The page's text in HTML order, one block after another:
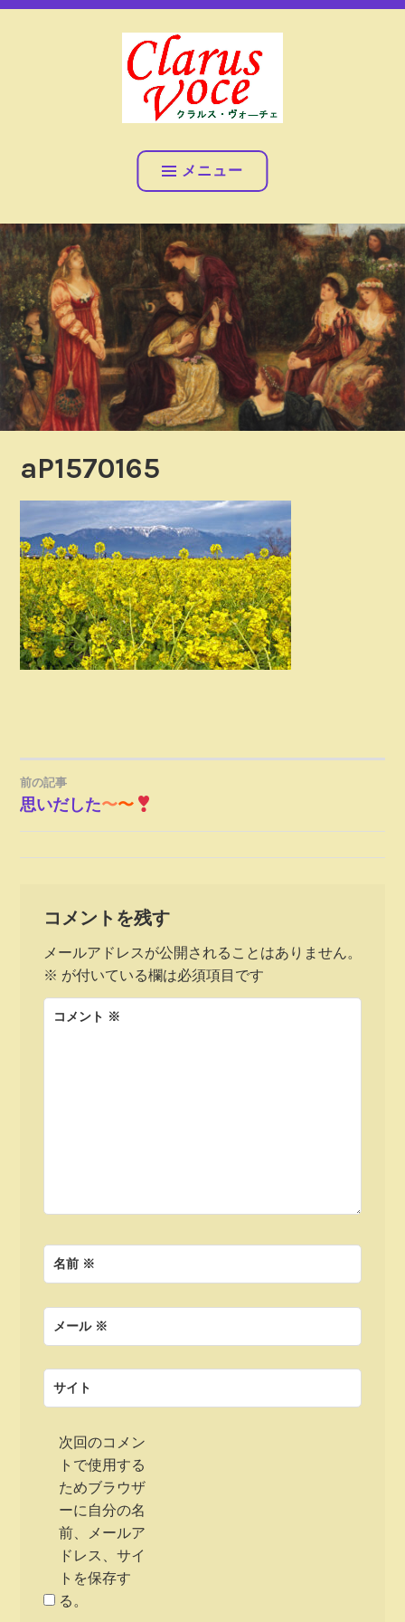
コ
女声アンサンブル クラル
ス・ヴォ―チェ
メニュー
aP1570165
投
稿
ビ
ゲ
ー
前の記事
思いだした〜〜
コメントを残す
メールアドレスが公開されることはありません。
※ が付いている欄は必須項目です
コメント ※
名前 ※
メール ※
サイト
次回のコメン
トで使用する
ためブラウザ
ーに自分の名
前、メールア
ドレス、サイ
トを保存す
る。